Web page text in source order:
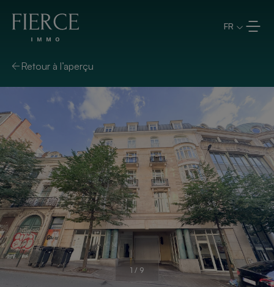
FR
Retour à l’aperçu
1 / 9